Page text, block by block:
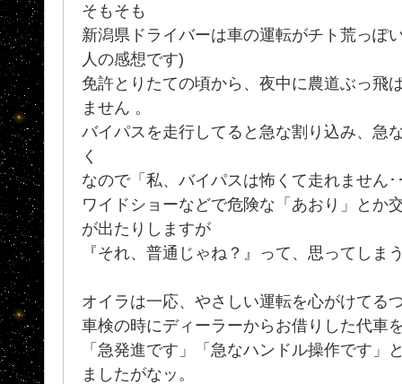
そもそも
新潟県ドライバーは車の運転がチト荒っぽ
人の感想です)
免許とりたての頃から、夜中に農道ぶっ飛
ません 。
バイパスを走行してると急な割り込み、急
く
なので「私、バイパスは怖くて走れません
ワイドショーなどで危険な「あおり」とか
が出たりしますが
『それ、普通じゃね？』って、思ってしま
オイラは一応、やさしい運転を心がけてる
車検の時にディーラーからお借りした代車
「急発進です」「急なハンドル操作です」
ましたがなッ。